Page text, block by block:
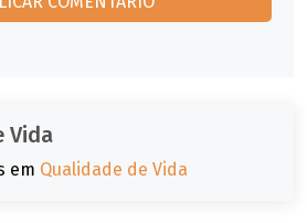
Vida
em Qualidade de Vida